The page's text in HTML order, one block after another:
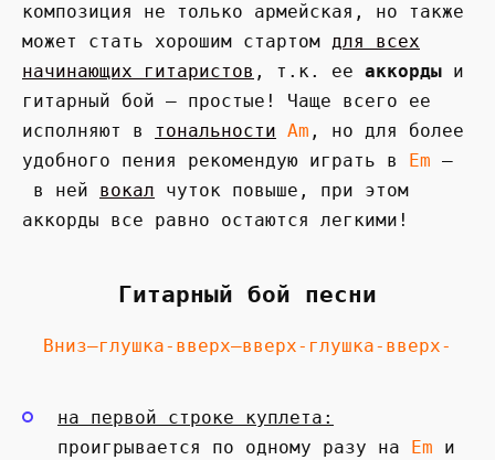
композиция не только армейская, но также
может стать хорошим стартом для всех
начинающих гитаристов , т.к. ее аккорды и
гитарный бой — простые! Чаще всего ее
исполняют в тональности Am , но для более
удобного пения рекомендую играть в
Em —
в ней вокал чуток повыше, при этом
аккорды все равно остаются легкими!
Гитарный бой песни
Вниз—глушка-вверх—вверх-глушка-вверх-
на первой строке куплета:
проигрывается по одному разу на Em и